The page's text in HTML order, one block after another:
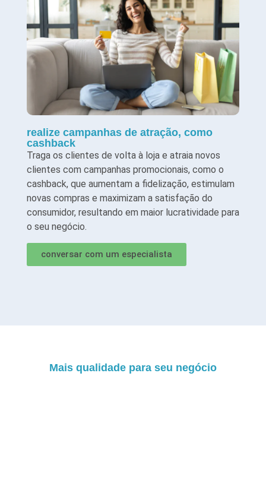
realize campanhas de atração, como
cashback
Traga os clientes de volta à loja e atraia novos
clientes com campanhas promocionais, como o
cashback, que aumentam a fidelização, estimulam
novas compras e maximizam a satisfação do
consumidor, resultando em maior lucratividade para
o seu negócio.
conversar com um especialista
Mais qualidade para seu negócio